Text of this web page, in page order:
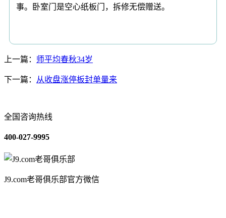
事。卧室门是空心纸板门，拆修无偿赠送。
上一篇： 师平均春秋34岁
下一篇： 从收盘涨停板封单量来
全国咨询热线
400-027-9995
J9.com老哥俱乐部官方微信